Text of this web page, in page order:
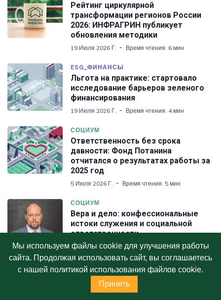
Рейтинг циркулярной
трансформации регионов России
2026: ИНФРАГРИН публикует
обновления методики
19 Июля 2026 Г. Время чтения: 6 мин
ESG_ФИНАНСЫ
Льгота на практике: стартовало
исследование барьеров зеленого
финансирования
19 Июля 2026 Г. Время чтения: 4 мин
СОЦИУМ
Ответственность без срока
давности: Фонд Потанина
отчитался о результатах работы за
2025 год
5 Июля 2026 Г. Время чтения: 5 мин
СОЦИУМ
Вера и дело: конфессиональные
истоки служения и социальной
ответственности
предпринимателей
4 Июля 2026 Г. Время чтения: 6 мин
Мы используем файлы cookie для улучшения работы
сайта. Продолжая использовать сайт, вы соглашаетесь
с нашей политикой использования файлов cookie.
Принять